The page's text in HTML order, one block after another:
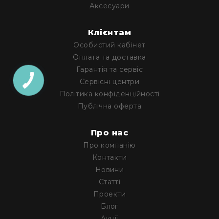
Генератори
Генератори
вогню
Генератори
мильних
бульбашок
Рідина
для
генераторів
світлом
DMX-
інтерфейси
DMX
контролери
Приймально-
передавачі
DMX
Аксесуари
Клієнтам
Особистий кабінет
Оплата та доставка
Гарантія та сервіс
Сервісні центри
Політика конфіденційності
Публічна оферта
Про нас
Про компанію
Контакти
Новини
Статті
Проекти
Блог